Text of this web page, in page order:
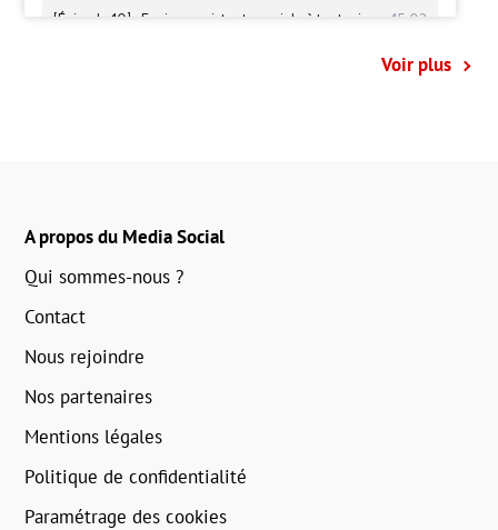
Voir plus
A propos du Media Social
Qui sommes-nous ?
Contact
Nous rejoindre
Nos partenaires
Mentions légales
Politique de confidentialité
Paramétrage des cookies